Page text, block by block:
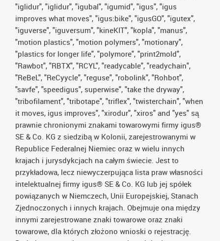
"iglidur", "iglidur", "igubal", "igumid", "igus", "igus
improves what moves", "igus:bike", "igusGO", "igutex",
"iguverse", "iguversum", "kineKIT", "kopla", "manus",
"motion plastics", "motion polymers", "motionary",
"plastics for longer life", "polymore", "print2mold",
"Rawbot", "RBTX", "RCYL", "readycable", "readychain",
"ReBeL", "ReCyycle", "reguse", "robolink", "Rohbot",
"savfe", "speedigus", superwise", "take the dryway",
"tribofilament", "tribotape", "triflex", "twisterchain", "when
it moves, igus improves", "xirodur", "xiros" and "yes" są
prawnie chronionymi znakami towarowymi firmy igus®
SE & Co. KG z siedzibą w Kolonii, zarejestrowanymi w
Republice Federalnej Niemiec oraz w wielu innych
krajach i jurysdykcjach na całym świecie. Jest to
przykładowa, lecz niewyczerpująca lista praw własności
intelektualnej firmy igus® SE & Co. KG lub jej spółek
powiązanych w Niemczech, Unii Europejskiej, Stanach
Zjednoczonych i innych krajach. Obejmuje ona między
innymi zarejestrowane znaki towarowe oraz znaki
towarowe, dla których złożono wnioski o rejestrację.